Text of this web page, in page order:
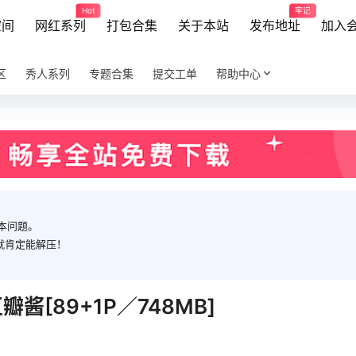
网红系列
Hot
打包合集 关于本站 发布地址
牢记
加入
秀人系列 专题合集 提交工单 帮助中心
题。
定能解压！
酱[89+1P／748MB]